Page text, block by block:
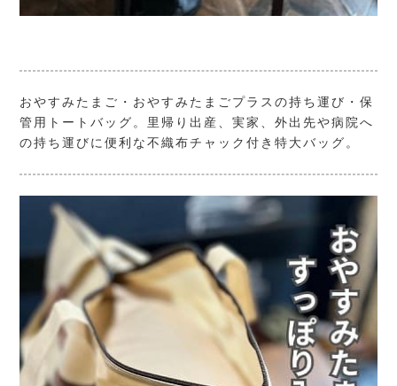
おやすみたまご・おやすみたまごプラスの持ち運び・保
管用トートバッグ。里帰り出産、実家、外出先や病院へ
の持ち運びに便利な不織布チャック付き特大バッグ。